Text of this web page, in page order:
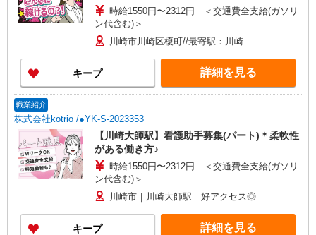
時給1550円〜2312円 ＜交通費全支給(ガソリ
ン代含む)＞
川崎市川崎区榎町//最寄駅：川崎
キープ 詳細を見る
職業紹介
株式会社kotrio /●YK-S-2023353
【川崎大師駅】看護助手募集(パート)＊柔軟性
がある働き方♪
時給1550円〜2312円 ＜交通費全支給(ガソリ
ン代含む)＞
川崎市｜川崎大師駅 好アクセス◎
キープ 詳細を見る